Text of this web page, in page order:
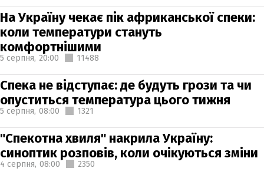
На Україну чекає пік африканської спеки:
коли температури стануть
комфортнішими
5 серпня, 20:00 11488
Спека не відступає: де будуть грози та чи
опуститься температура цього тижня
5 серпня, 08:00 1321
"Спекотна хвиля" накрила Україну:
синоптик розповів, коли очікуються зміни
4 серпня, 08:00 2350